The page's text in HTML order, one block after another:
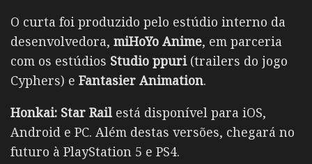
O curta foi produzido pelo estúdio interno da
desenvolvedora, miHoYo Anime, em parceria
com os estúdios Studio ppuri(trailers do jogo
Cyphers) e Fantasier Animation.
Honkai: Star Rail está disponível para iOS,
Android e PC. Além destas versões, chegará no
futuro à PlayStation 5 e PS4.